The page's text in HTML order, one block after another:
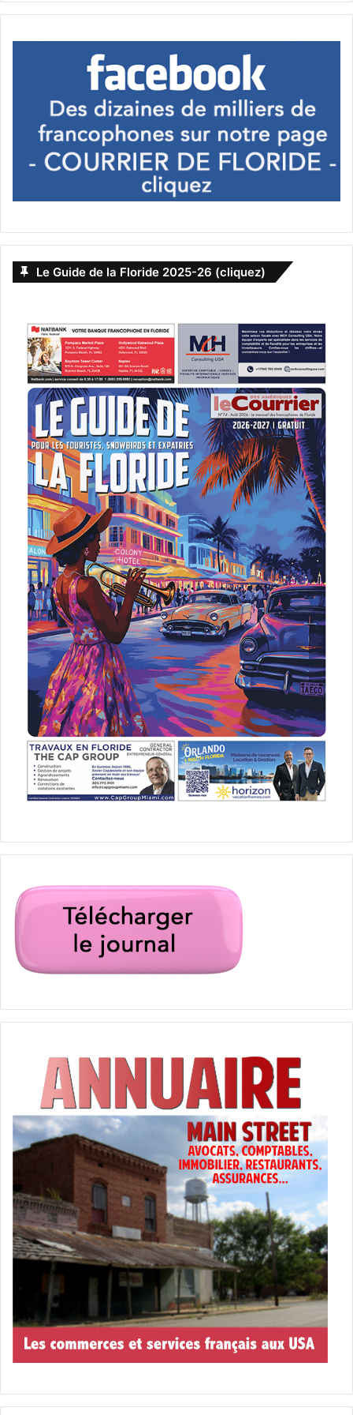
scrutin aura lieu le 16 mai et le vote par internet devrait y
Vérifiez que vous êtes bien inscrit sur la liste électorale.
Incitez vos amis, vos proches, vos enfants à s’inscrire au
Consulat ET sur la liste électorale. Tout ceci peut être fait
aisément “on Line“ sur le site du Consulat :
Miami.consulfrance.org
La date limite d’inscription est le 9 avril 2020.
si vous souhaitez nous faire part de suggestions n’hésitez
Dans un prochain message je vous présenterai le bilan de
suivra pour vous présenter notre équipe et le programme
que nous avons l’intention de développer avec et pour
vous au cours de ces 6 prochaines années.
Amicales Salutations, Excellentes fêtes de fin d’année et
Meilleurs Vœux pour la Nouvelle Année.
Jacques BRION Conseiller Consulaire Miami
* Voir en pièce jointe les budgets respectifs pour
l’exercice 2019.
PUBLICITE :
candidat élections consulaires
Floride Jacques Brion liste
Miami
Le Guide de la Floride 2025-26 (cliquez)